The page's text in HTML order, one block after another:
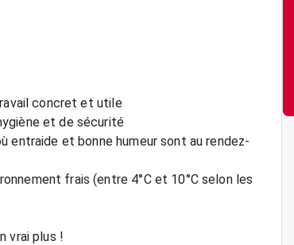
concret et utile
et de sécurité
entraide et bonne humeur sont au rendez-
frais (entre 4°C et 10°C selon les
vrai plus !